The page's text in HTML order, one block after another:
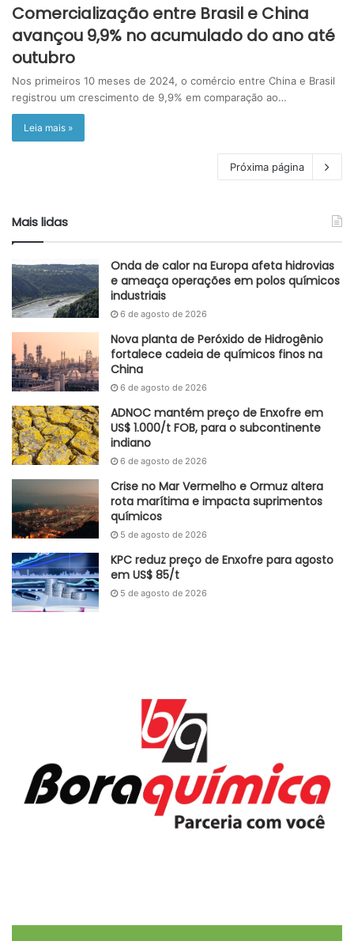
Comercialização entre Brasil e China
avançou 9,9% no acumulado do ano até
outubro
Nos primeiros 10 meses de 2024, o comércio entre China e Brasil
registrou um crescimento de 9,9% em comparação ao…
Leia mais »
Próxima página
Mais lidas
Onda de calor na Europa afeta hidrovias
e ameaça operações em polos químicos
industriais
6 de agosto de 2026
Nova planta de Peróxido de Hidrogênio
fortalece cadeia de químicos finos na
China
6 de agosto de 2026
ADNOC mantém preço de Enxofre em
US$ 1.000/t FOB, para o subcontinente
indiano
6 de agosto de 2026
Crise no Mar Vermelho e Ormuz altera
rota marítima e impacta suprimentos
químicos
5 de agosto de 2026
KPC reduz preço de Enxofre para agosto
em US$ 85/t
5 de agosto de 2026